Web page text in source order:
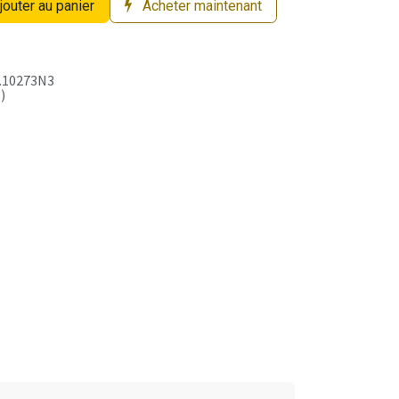
au panier Acheter maintenant